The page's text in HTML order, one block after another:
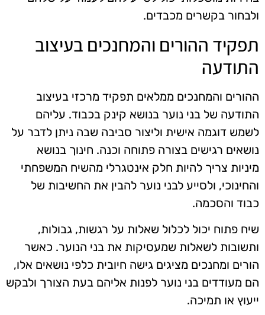
ולבחור בקשרים מכבדים.
תפקיד ההורים והמחנכים בעיצוב
התודעה
ההורים והמחנכים ממלאים תפקיד מרכזי בעיצוב
התודעה של בני נוער בנושא קינק בכבוד. עליהם
לשמש דוגמה אישית וליצור סביבה שבה ניתן לדבר על
נושאים רגישים בצורה פתוחה וכנה. חינוך בנושא
מיניות צריך להיות חלק אינטגרלי מהשיח המשפחתי
והחינוכי, ולסייע לבני נוער להבין את החשיבות של
כבוד והסכמה.
שיח פתוח יכול לכלול שאלות על רגשות, גבולות,
ותשובות לשאלות שמעסיקות את בני הנוער. כאשר
הורים ומחנכים מציגים גישה חיובית כלפי נושאים אלו,
הם מעודדים בני נוער לפנות אליהם בעת הצורך ולבקש
ייעוץ או תמיכה.